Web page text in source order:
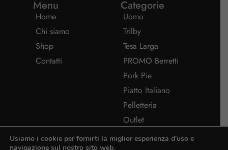
Menu
Home
Chi siamo
Shop
Contatti
Categorie
Uomo
Trilby
Tesa Larga
PROMO Berretti
Pork Pie
Piatto Italiano
Pelletteria
Outlet
Usiamo i cookie per fornirti la miglior esperienza d'uso e
navigazione sul nostro sito web.